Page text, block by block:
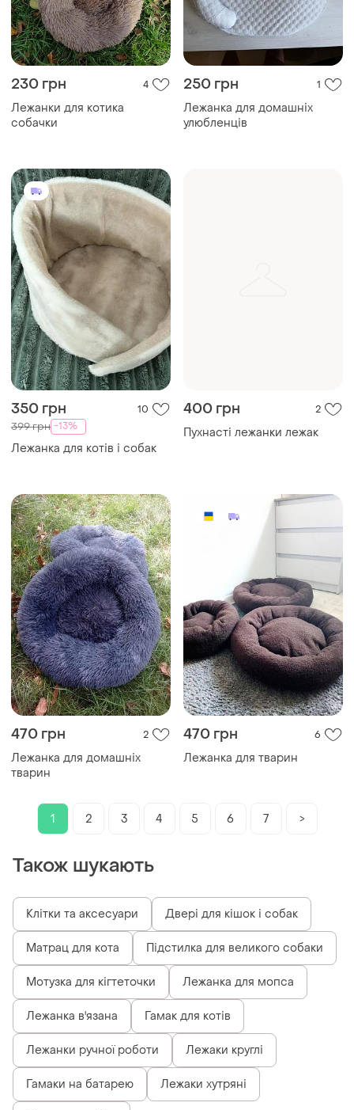
230 грн 4
Лежанки для котика
собачки
250 грн 1
Лежанка для домашніх
улюбленців
350 грн 10
399 грн -13%
Лежанка для котів і собак
400 грн 2
Пухнасті лежанки лежак
470 грн 2
Лежанка для домашніх
тварин
470 грн 6
Лежанка для тварин
1 2 3 4 5 6 7 >
Також шукають
Клітки та аксесуари Двері для кішок і собак
Матрац для кота Підстилка для великого собаки
Мотузка для кігтеточки Лежанка для мопса
Лежанка в'язана Гамак для котів
Лежанки ручної роботи Лежаки круглі
Гамаки на батарею Лежаки хутряні